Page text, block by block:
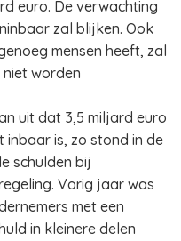
euro. De verwachting
zal blijken. Ook
mensen heeft, zal
worden
uit dat 3,5 miljard euro
inbaar is, zo stond in de
schulden bij
Vorig jaar was
met een
in kleinere delen